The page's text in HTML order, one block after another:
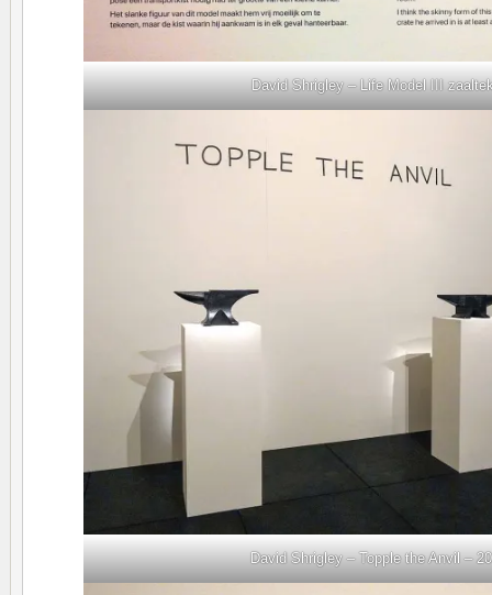
David Shrigley – Life Model III
David Shrigley – Topple the Anvil –